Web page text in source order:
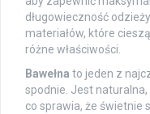
długowieczność
materiałów, które
różne właściwości.
Bawełna to jeden z
spodnie. Jest
co sprawia, że świetnie